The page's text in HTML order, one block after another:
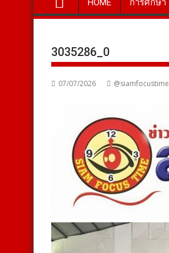
HOME การศึกษา
3035286_0
07/07/2026 @siamfocustime